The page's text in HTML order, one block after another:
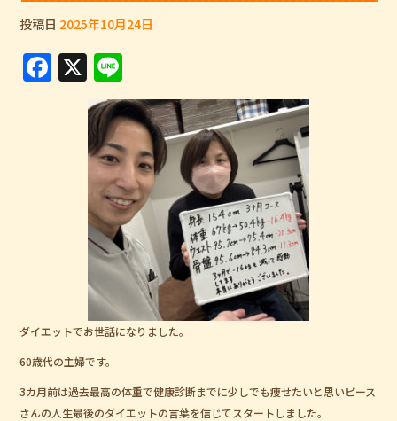
投稿日 2025年10月24日
F
a
X
n
e
ダイエットでお世話になりました。
60歳代の主婦です。
3カ月前は過去最高の体重で健康診断までに少しでも痩せたいと思いピース
さんの人生最後のダイエットの言葉を信じてスタートしました。